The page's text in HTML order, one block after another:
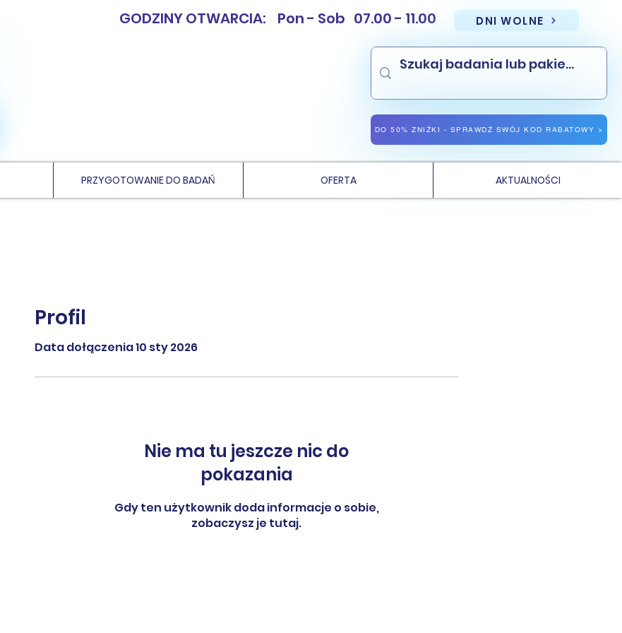
GODZINY OTWARCIA: Pon - Sob 07.00 - 11.00 DNI WOLNE
DO 50% ZNIŻKI - SPRAWDŹ SWÓJ KOD RABATOWY >
PRZYGOTOWANIE DO BADAŃ OFERTA AKTUALNOŚCI
Profil
Data dołączenia 10 sty 2026
Nie ma tu jeszcze nic do
pokazania
Gdy ten użytkownik doda informacje o sobie,
zobaczysz je tutaj.